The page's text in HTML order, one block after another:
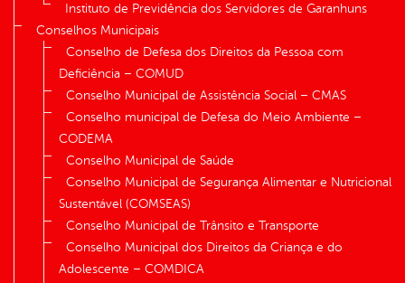
Instituto de Previdência dos Servidores de Garanhuns
Conselhos Municipais
Conselho de Defesa dos Direitos da Pessoa com
Deficiência – COMUD
Conselho Municipal de Assistência Social – CMAS
Conselho municipal de Defesa do Meio Ambiente –
CODEMA
Conselho Municipal de Saúde
Conselho Municipal de Segurança Alimentar e Nutricional
Sustentável (COMSEAS)
Conselho Municipal de Trânsito e Transporte
Conselho Municipal dos Direitos da Criança e do
Adolescente – COMDICA